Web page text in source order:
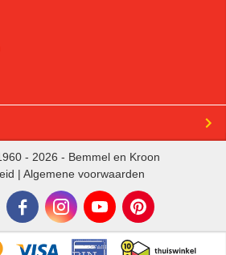
- 2026 - Bemmel en Kroon
| Algemene voorwaarden